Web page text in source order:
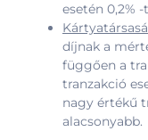
esetén 0,2%
díjnak a
függően a
tranzakció
nagy értékű
alacsonyabb.